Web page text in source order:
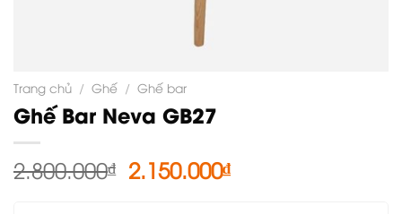
Trang chủ / Ghế / Ghế bar
Ghế Bar Neva GB27
2.800.000₫ Giá
gốc
2.150.000₫Giá